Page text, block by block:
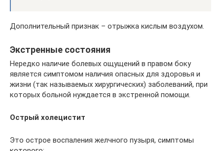
Дополнительный признак – отрыжка кислым воздухом.
Экстренные состояния
Нередко наличие болевых ощущений в правом боку
является симптомом наличия опасных для здоровья и
жизни (так называемых хирургических) заболеваний, при
которых больной нуждается в экстренной помощи.
Острый холецистит
Это острое воспаления желчного пузыря, симптомы